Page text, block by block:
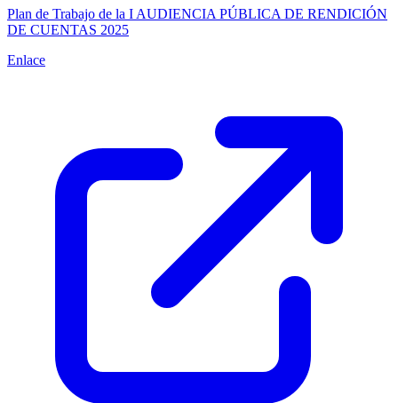
Plan de Trabajo de la I AUDIENCIA PÚBLICA DE RENDICIÓN
DE CUENTAS 2025
Enlace